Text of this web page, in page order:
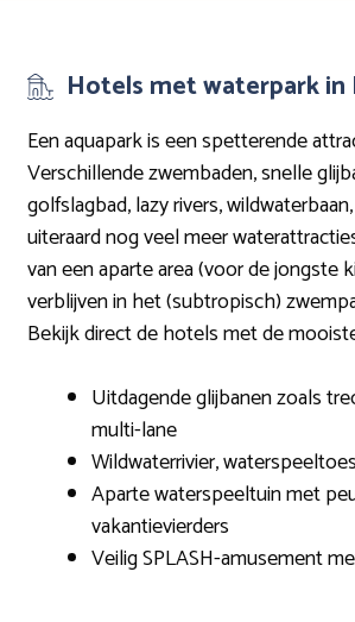
Hotels met waterpark in
Een aquapark is een spetterende
Verschillende zwembaden, snelle
golfslagbad, lazy rivers,
uiteraard nog veel meer
van een aparte area (voor de jongste
verblijven in het (subtropisch)
Bekijk direct de hotels met de
Uitdagende glijbanen zoals
multi-lane
Wildwaterrivier,
Aparte waterspeeltuin met
vakantievierders
Veilig SPLASH-amusement